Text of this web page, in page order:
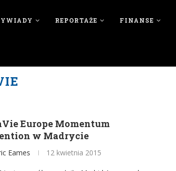
REPORTAŻE FINANSE
Europe Momentum
w Madrycie
Eames 12 kwietnia 2015